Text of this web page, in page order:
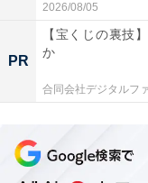
を2019年度までに
両解体の噂」に伴
いのに」との声が
とにもかくにも車
歴史的な車両を保
2026/08/05
PR
【宝くじの裏技
か
合同会社デジタルフ